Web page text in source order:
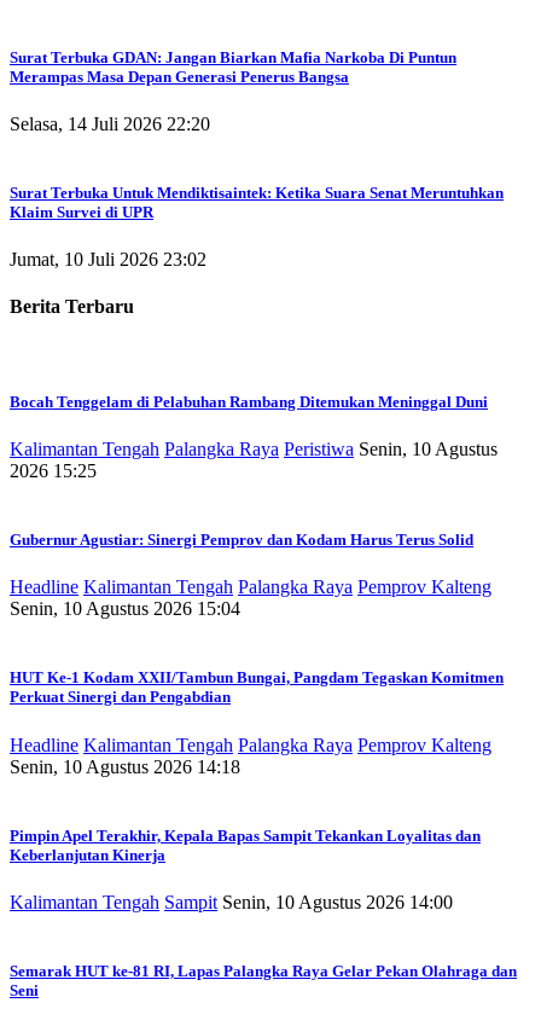
Surat Terbuka GDAN: Jangan Biarkan Mafia Narkoba Di Puntun
Merampas Masa Depan Generasi Penerus Bangsa
Selasa, 14 Juli 2026 22:20
Surat Terbuka Untuk Mendiktisaintek: Ketika Suara Senat Meruntuhkan
Klaim Survei di UPR
Jumat, 10 Juli 2026 23:02
Berita Terbaru
Bocah Tenggelam di Pelabuhan Rambang Ditemukan Meninggal Duni
Kalimantan Tengah Palangka Raya Peristiwa Senin, 10 Agustus
2026 15:25
Gubernur Agustiar: Sinergi Pemprov dan Kodam Harus Terus Solid
Headline Kalimantan Tengah Palangka Raya Pemprov Kalteng
Senin, 10 Agustus 2026 15:04
HUT Ke-1 Kodam XXII/Tambun Bungai, Pangdam Tegaskan Komitmen
Perkuat Sinergi dan Pengabdian
Headline Kalimantan Tengah Palangka Raya Pemprov Kalteng
Senin, 10 Agustus 2026 14:18
Pimpin Apel Terakhir, Kepala Bapas Sampit Tekankan Loyalitas dan
Keberlanjutan Kinerja
Kalimantan Tengah Sampit Senin, 10 Agustus 2026 14:00
Semarak HUT ke-81 RI, Lapas Palangka Raya Gelar Pekan Olahraga dan
Seni